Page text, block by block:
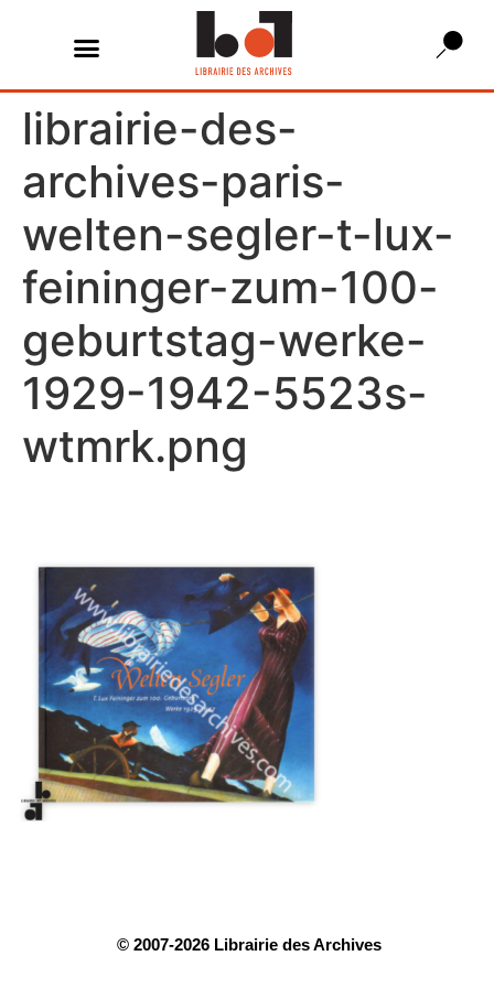
librairie-des-
archives-paris-
welten-segler-t-lux-
feininger-zum-100-
geburtstag-werke-
1929-1942-5523s-
wtmrk.png
© 2007-2026 Librairie des Archives